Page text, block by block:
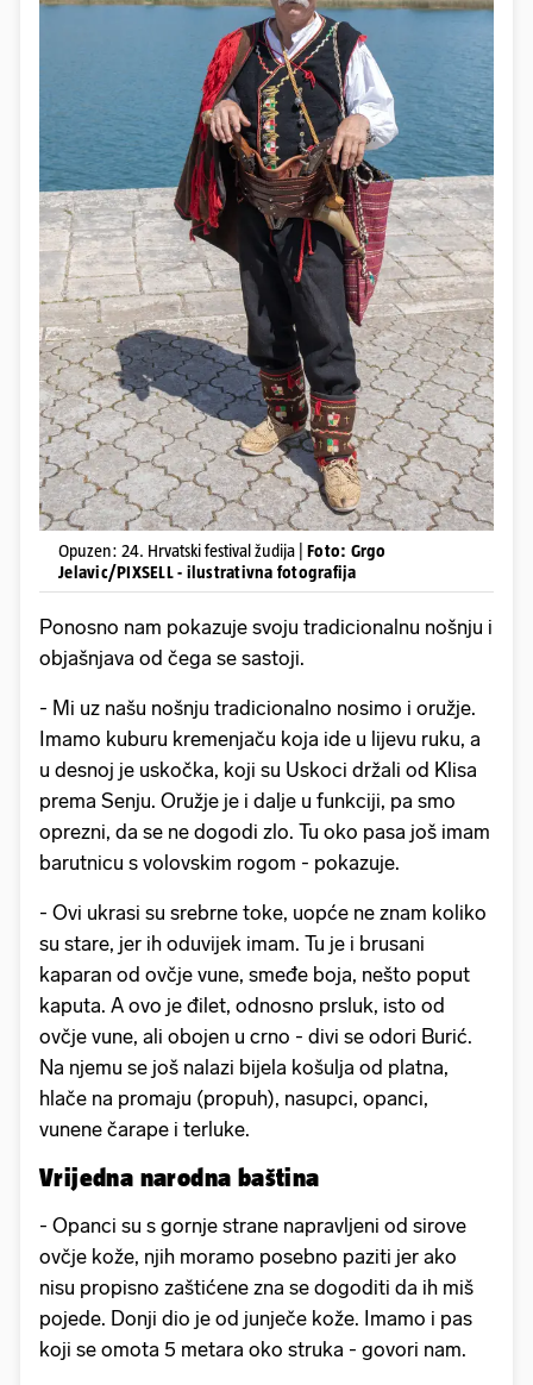
Opuzen: 24. Hrvatski festival žudija | Foto: Grgo
Jelavic/PIXSELL - ilustrativna fotografija
Ponosno nam pokazuje svoju tradicionalnu nošnju i
objašnjava od čega se sastoji.
- Mi uz našu nošnju tradicionalno nosimo i oružje.
Imamo kuburu kremenjaču koja ide u lijevu ruku, a
u desnoj je uskočka, koji su Uskoci držali od Klisa
prema Senju. Oružje je i dalje u funkciji, pa smo
oprezni, da se ne dogodi zlo. Tu oko pasa još imam
barutnicu s volovskim rogom - pokazuje.
- Ovi ukrasi su srebrne toke, uopće ne znam koliko
su stare, jer ih oduvijek imam. Tu je i brusani
kaparan od ovčje vune, smeđe boja, nešto poput
kaputa. A ovo je đilet, odnosno prsluk, isto od
ovčje vune, ali obojen u crno - divi se odori Burić.
Na njemu se još nalazi bijela košulja od platna,
hlače na promaju (propuh), nasupci, opanci,
vunene čarape i terluke.
Vrijedna narodna baština
- Opanci su s gornje strane napravljeni od sirove
ovčje kože, njih moramo posebno paziti jer ako
nisu propisno zaštićene zna se dogoditi da ih miš
pojede. Donji dio je od junječe kože. Imamo i pas
koji se omota 5 metara oko struka - govori nam.